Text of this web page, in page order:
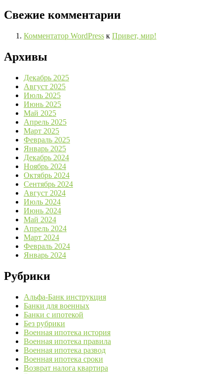
Свежие комментарии
Комментатор WordPress к Привет, мир!
Архивы
Декабрь 2025
Август 2025
Июль 2025
Июнь 2025
Май 2025
Апрель 2025
Март 2025
Февраль 2025
Январь 2025
Декабрь 2024
Ноябрь 2024
Октябрь 2024
Сентябрь 2024
Август 2024
Июль 2024
Июнь 2024
Май 2024
Апрель 2024
Март 2024
Февраль 2024
Январь 2024
Рубрики
Альфа-Банк инструкция
Банки для военных
Банки с ипотекой
Без рубрики
Военная ипотека история
Военная ипотека правила
Военная ипотека развод
Военная ипотека сроки
Возврат налога квартира